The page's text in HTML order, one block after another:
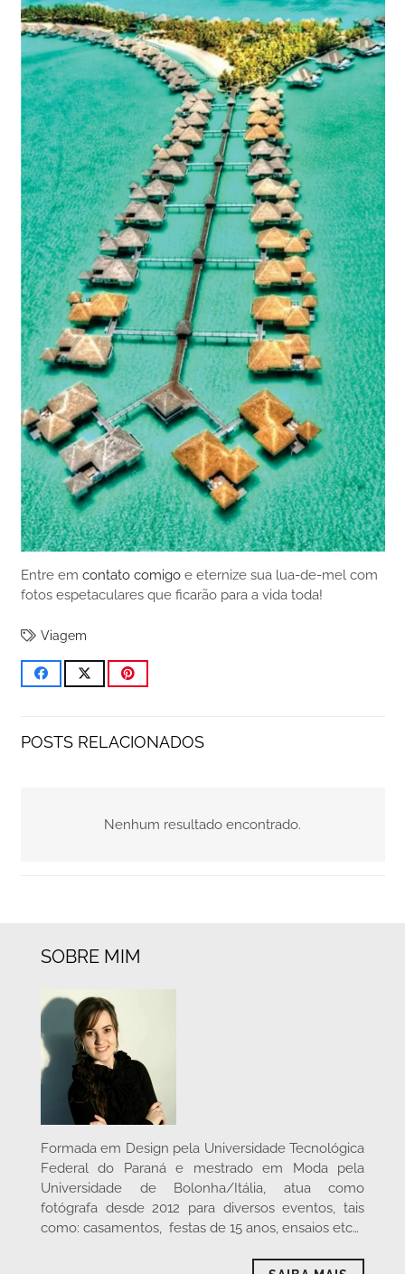
Entre em contato comigoe eternize sua lua-de-mel com
fotos espetaculares que ficarão para a vida toda!
Viagem
POSTS RELACIONADOS
Nenhum resultado encontrado.
SOBRE MIM
Formada em Design pela Universidade Tecnológica
Federal do Paraná e mestrado em Moda pela
Universidade de Bolonha/Itália, atua como
fotógrafa desde 2012 para diversos eventos, tais
como: casamentos, festas de 15 anos, ensaios etc…